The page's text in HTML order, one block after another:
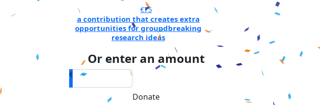
€75
a contribution that creates extra
opportunities for groundbreaking
research ideas
Or enter an amount
€
Donate